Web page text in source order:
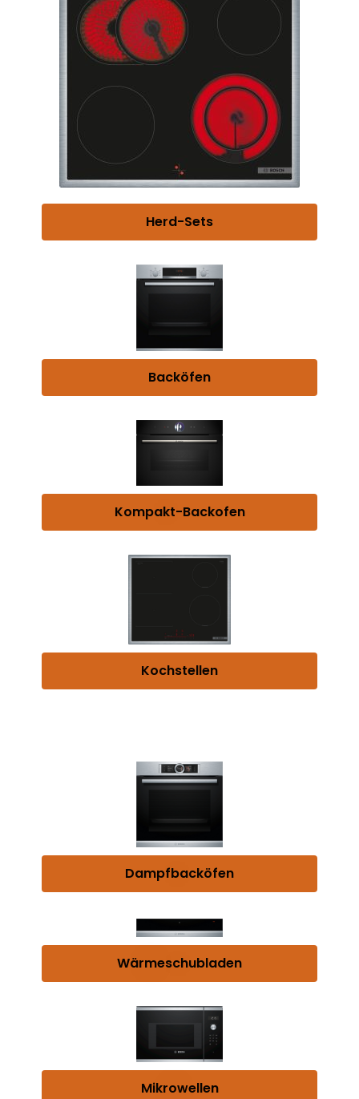
Herd-Sets
Backöfen
Kompakt-Backofen
Kochstellen
Dampfbacköfen
Wärmeschubladen
Mikrowellen